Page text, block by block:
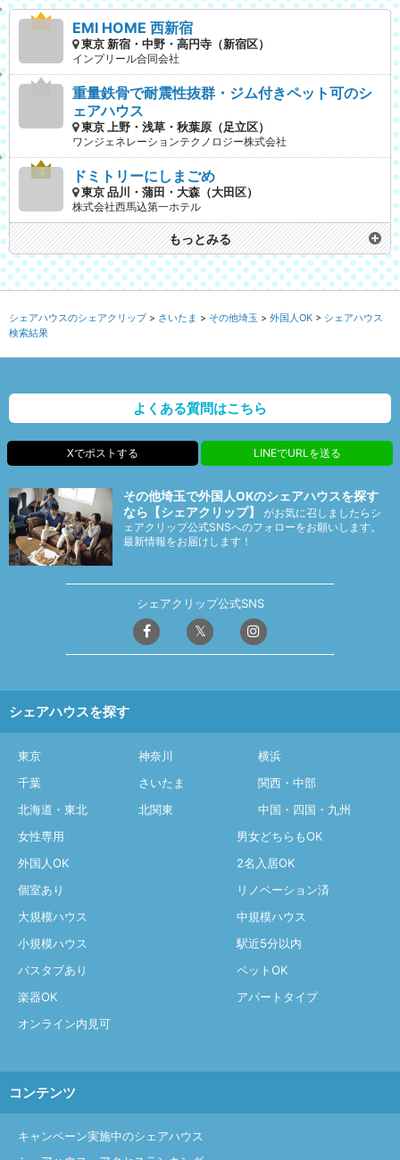
EMI HOME 西新宿
東京 新宿・中野・高円寺（新宿区）
インプリール合同会社
重量鉄骨で耐震性抜群・ジム付きペット可のシ
ェアハウス
東京 上野・浅草・秋葉原（足立区）
ワンジェネレーションテクノロジー株式会社
ドミトリーにしまごめ
東京 品川・蒲田・大森（大田区）
株式会社西馬込第一ホテル
もっとみる
シェアハウスのシェアクリップ さいたま その他埼玉 外国人OK
シェアハウス
検索結果
よくある質問はこちら
Xでポストする LINEでURLを送る
その他埼玉で外国人OKのシェアハウスを探す
なら【シェアクリップ】
がお気に召しましたらシ
ェアクリップ公式SNSへのフォローをお願いします。
最新情報をお届けします！
シェアクリップ公式SNS
シェアハウスを探す
東京 神奈川
横浜
千葉
さいたま
関西・中部
北海道・東北
北関東
中国・四国・九州
女性専用
男女どちらもOK
外国人OK
2名入居OK
個室あり
リノベーション済
大規模ハウス
中規模ハウス
小規模ハウス
駅近5分以内
バスタブあり
ペットOK
楽器OK
アパートタイプ
オンライン内見可
コンテンツ
キャンペーン実施中のシェアハウス